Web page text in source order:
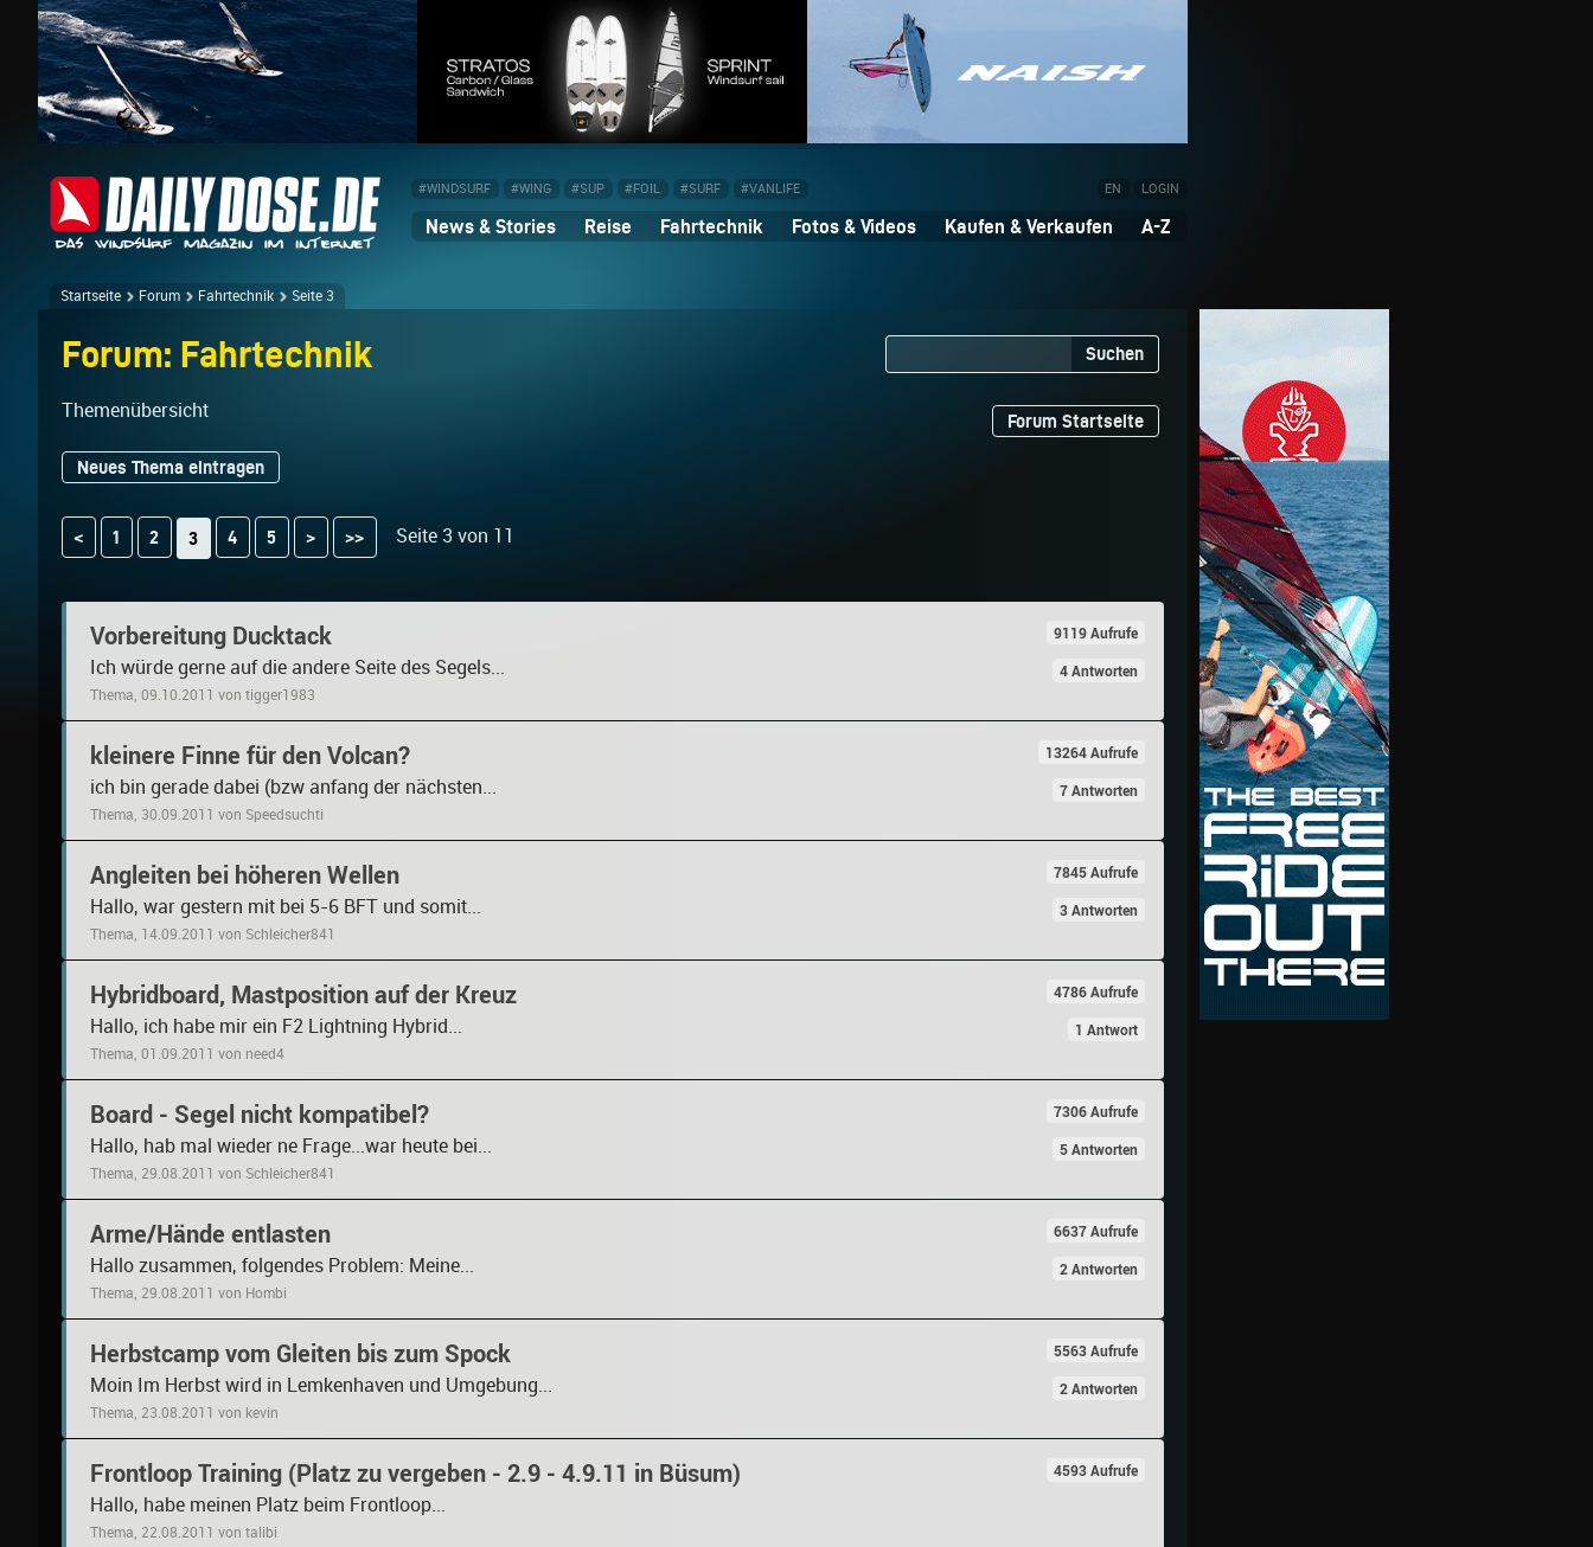
#WINDSURF #WING #SUP #FOIL #SURF #VANLIFE EN LOGIN
News & Stories Reise Fahrtechnik Fotos & Videos Kaufen & Verkaufen A-Z
Startseite Forum Fahrtechnik Seite 3
Forum: Fahrtechnik Suchen
Themenübersicht
Neues Thema eintragen
Forum Startseite
< 1 2 3 4 5 > >> Seite 3 von 11
Vorbereitung Ducktack
Ich würde gerne auf die andere Seite des Segels...
Thema, 09.10.2011 von tigger1983
9119 Aufrufe
4 Antworten
kleinere Finne für den Volcan?
ich bin gerade dabei (bzw anfang der nächsten...
Thema, 30.09.2011 von Speedsuchti
13264 Aufrufe
7 Antworten
Angleiten bei höheren Wellen
Hallo, war gestern mit bei 5-6 BFT und somit...
Thema, 14.09.2011 von Schleicher841
7845 Aufrufe
3 Antworten
Hybridboard, Mastposition auf der Kreuz
Hallo, ich habe mir ein F2 Lightning Hybrid...
Thema, 01.09.2011 von need4
4786 Aufrufe
1 Antwort
Board - Segel nicht kompatibel?
Hallo, hab mal wieder ne Frage...war heute bei...
Thema, 29.08.2011 von Schleicher841
7306 Aufrufe
5 Antworten
Arme/Hände entlasten
Hallo zusammen, folgendes Problem: Meine...
Thema, 29.08.2011 von Hombi
6637 Aufrufe
2 Antworten
Herbstcamp vom Gleiten bis zum Spock
Moin Im Herbst wird in Lemkenhaven und Umgebung...
Thema, 23.08.2011 von kevin
5563 Aufrufe
2 Antworten
Frontloop Training (Platz zu vergeben - 2.9 - 4.9.11 in Büsum)
Hallo, habe meinen Platz beim Frontloop...
Thema, 22.08.2011 von talibi
4593 Aufrufe